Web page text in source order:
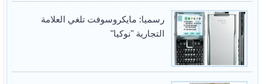
رسميا: مايكروسوفت تلغي العلامة
التجارية "نوكيا"